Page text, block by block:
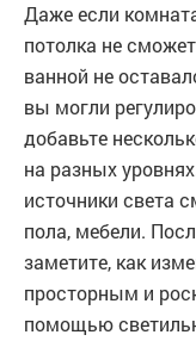
Даже если
потолка не
ванной не
вы могли
добавьте
на разных
источники света
пола, мебели.
заметите, как
просторным и
помощью